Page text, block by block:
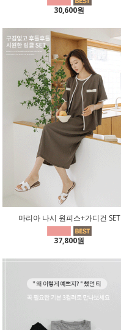
30,600원
마리아 나시 원피스+가디건 SET
37,800원